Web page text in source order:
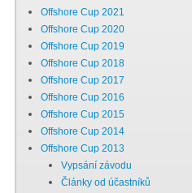
Kdo jsme
Zveme vás mezi nás
Setkání ČANY
Chci se stát členem
Offshore Cup 2021
Offshore Cup 2020
Offshore Cup 2019
Offshore Cup 2018
Offshore Cup 2017
Offshore Cup 2016
Offshore Cup 2015
Offshore Cup 2014
Offshore Cup 2013
Vypsání závodu
Články od účastníků